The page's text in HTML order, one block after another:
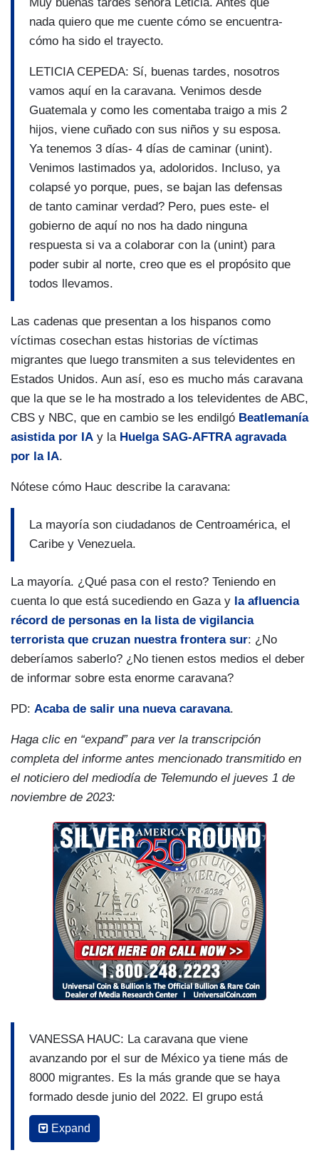
nada quiero que me cuente cómo se encuentra-
cómo ha sido el trayecto.
LETICIA CEPEDA: Sí, buenas tardes, nosotros
vamos aquí en la caravana. Venimos desde
Guatemala y como les comentaba traigo a mis 2
hijos, viene cuñado con sus niños y su esposa.
Ya tenemos 3 días- 4 días de caminar (unint).
Venimos lastimados ya, adoloridos. Incluso, ya
colapsé yo porque, pues, se bajan las defensas
de tanto caminar verdad? Pero, pues este- el
gobierno de aquí no nos ha dado ninguna
respuesta si va a colaborar con la (unint) para
poder subir al norte, creo que es el propósito que
todos llevamos.
Las cadenas que presentan a los hispanos como
víctimas cosechan estas historias de víctimas
migrantes que luego transmiten a sus televidentes en
Estados Unidos. Aun así, eso es mucho más caravana
que la que se le ha mostrado a los televidentes de ABC,
CBS y NBC, que en cambio se les endilgó Beatlemanía
asistida por IA y la Huelga SAG-AFTRA agravada
por la IA.
Nótese cómo Hauc describe la caravana:
La mayoría son ciudadanos de Centroamérica, el
Caribe y Venezuela.
La mayoría. ¿Qué pasa con el resto? Teniendo en
cuenta lo que está sucediendo en Gaza y la afluencia
récord de personas en la lista de vigilancia
terrorista que cruzan nuestra frontera sur: ¿No
deberíamos saberlo? ¿No tienen estos medios el deber
de informar sobre esta enorme caravana?
PD: Acaba de salir una nueva caravana.
Haga clic en “expand” para ver la transcripción
completa del informe antes mencionado transmitido en
el noticiero del mediodía de Telemundo el jueves 1 de
noviembre de 2023:
VANESSA HAUC: La caravana que viene
avanzando por el sur de México ya tiene más de
8000 migrantes. Es la más grande que se haya
formado desde junio del 2022. El grupo está
integrado por familias completas, mamás con
niños, personas mayores. La mayoría son
Expand